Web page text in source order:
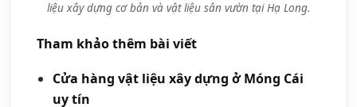
liệu xây dựng cơ bản và vật liệu sân vườn tại Hạ Long.
Tham khảo thêm bài viết
Cửa hàng vật liệu xây dựng ở Móng Cái
uy tín